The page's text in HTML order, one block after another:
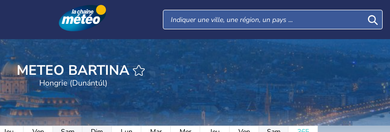
METEO BARTINA
Hongrie (Dunántúl)